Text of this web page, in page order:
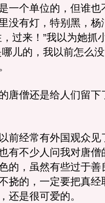
一个单位的，但谁也
没有灯，特别黑，杨
过来！”我以为她抓
儿的，我以前怎么
僧还是给人们留下
经常有外国观众见
有不少人问我对唐僧
的，虽然有些过于善
挠的，一定要把真经
还是很可爱的。